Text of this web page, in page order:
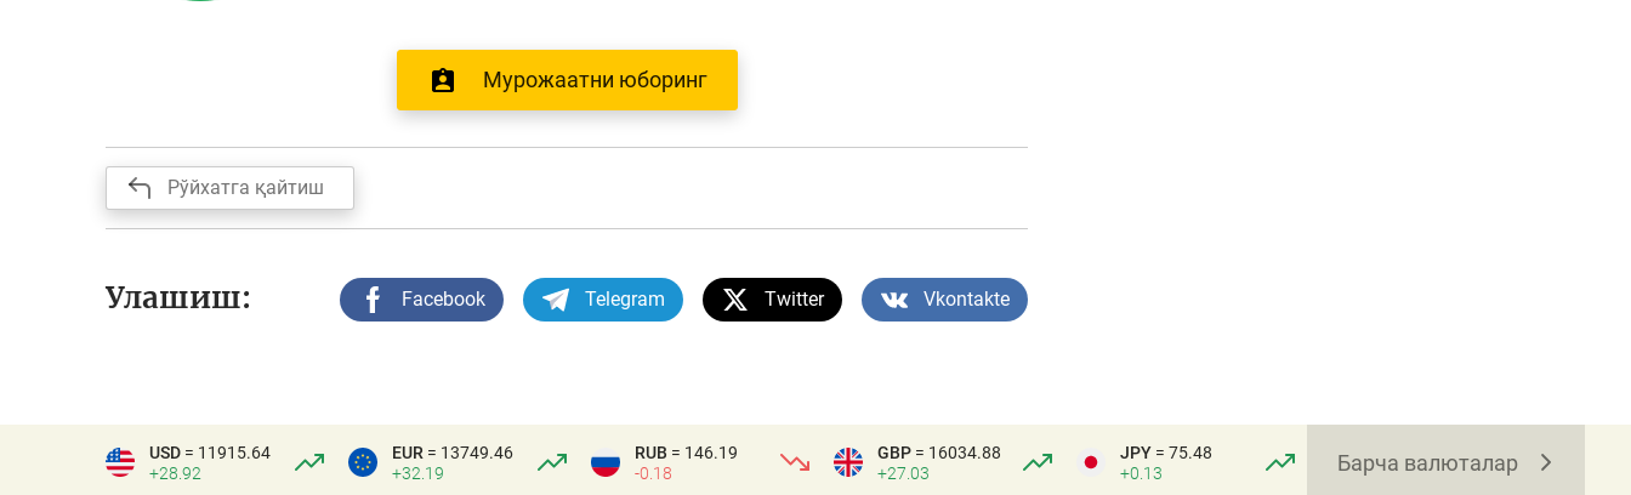
Мурожаатни юборинг
Рўйхатга қайтиш
Улашиш: Facebook Telegram Twitter Vkontakte
USD = 11915.64
+28.92
EUR = 13749.46
+32.19
RUB = 146.19
-0.18
GBP = 16034.88
+27.03
JPY = 75.48
+0.13
Барча валюталар